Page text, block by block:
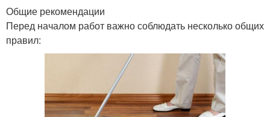
Общие рекомендации
Перед началом работ важно соблюдать несколько общих
правил: